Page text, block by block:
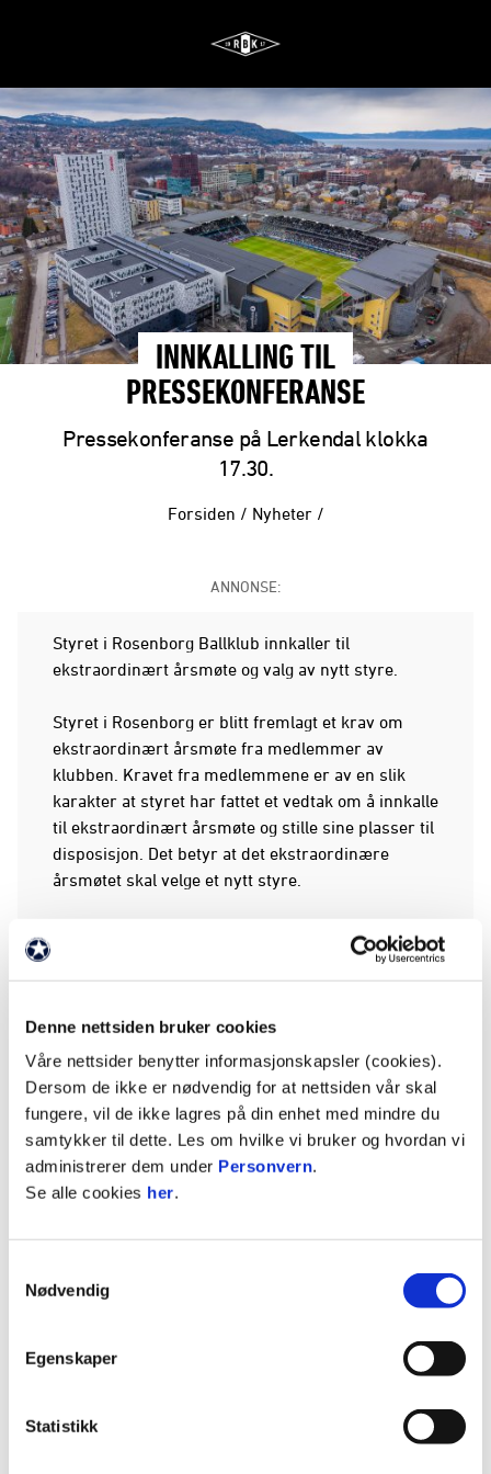
Denne nettsiden bruker cookies
Våre nettsider benytter informasjonskapsler (cookies).
Dersom de ikke er nødvendig for at nettsiden vår skal
fungere, vil de ikke lagres på din enhet med mindre du
samtykker til dette. Les om hvilke vi bruker og hvordan vi
administrerer dem under Personvern.
Se alle cookies her.
Nødvendig
Egenskaper
Statistikk
INNKALLING TIL
PRESSEKONFERANSE
Pressekonferanse på Lerkendal klokka
17.30.
Forsiden / Nyheter /
ANNONSE:
Styret i Rosenborg Ballklub innkaller til
ekstraordinært årsmøte og valg av nytt styre.
Styret i Rosenborg er blitt fremlagt et krav om
ekstraordinært årsmøte fra medlemmer av
klubben. Kravet fra medlemmene er av en slik
karakter at styret har fattet et vedtak om å innkalle
til ekstraordinært årsmøte og stille sine plasser til
disposisjon. Det betyr at det ekstraordinære
årsmøtet skal velge et nytt styre.
Styret er i et møte med enkeltmedlemmer gjort
medlemsunderskrifter bak kravet. Styret ser
da i henhold til Rosenborgs vedtekter plikt til å
innkalle til et ekstraordinært årsmøte.
Styret vil derfor innkalle til pressekonferanse for å
redegjøre for bakgrunnen for kravet og styrets
vedtak i saken.
Sted: Lerkendal Stadion, inngang 4
Tidspunkt: klokka 17.30.
ytterligere informasjon, ta kontakt med: